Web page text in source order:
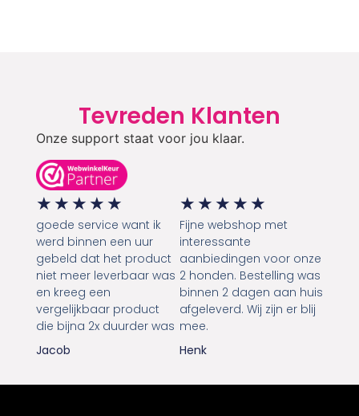
Tevreden Klanten
Onze support staat voor jou klaar.
★ ★ ★ ★ ★
goede service want ik
werd binnen een uur
gebeld dat het product
niet meer leverbaar was
en kreeg een
vergelijkbaar product
die bijna 2x duurder was
Jacob
★ ★ ★ ★ ★
Fijne webshop met
interessante
aanbiedingen voor onze
2 honden. Bestelling was
binnen 2 dagen aan huis
afgeleverd. Wij zijn er blij
mee.
Henk